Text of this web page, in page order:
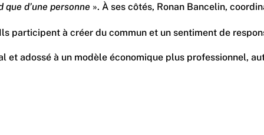
d’une personne ». À ses côtés, Ronan Bancelin,
participent à créer du commun et un sentiment de
adossé à un modèle économique plus professionnel,